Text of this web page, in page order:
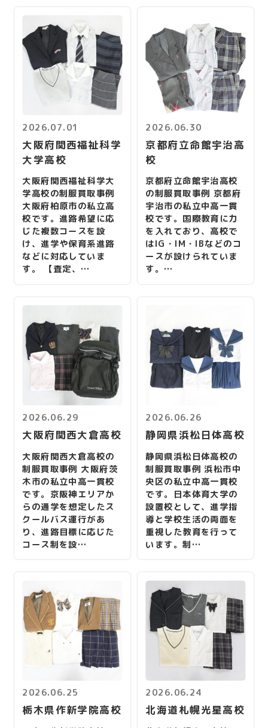
2026.07.01
大阪府関西福祉科学
大学高校
大阪府関西福祉科学大
学高校の制服買取事例
大阪府柏原市の私立高
校です。進路希望に応
じた複数コースを設
け、進学や保育系進路
などに対応していま
す。 【査定、…
2026.06.30
京都府立命館宇治高
校
京都府立命館宇治高校
の制服買取事例 京都府
宇治市の私立中高一貫
校です。国際教育に力
を入れており、高校で
はIG・IM・IBなどのコ
ースが設けられていま
す。…
2026.06.29
大阪府関西大倉高校
大阪府関西大倉高校の
制服買取事例 大阪府茨
木市の私立中高一貫校
です。京阪神エリアか
らの通学を想定したス
クールバス運行があ
り、進路目標に応じた
コース制を設…
2026.06.26
静岡県浜松日体高校
静岡県浜松日体高校の
制服買取事例 浜松市中
央区の私立中高一貫校
です。日本体育大学の
設置校として、進学指
導と学校生活の両面を
重視した教育を行って
います。制…
2026.06.25
栃木県作新学院高校
2026.06.24
北海道札幌光星高校